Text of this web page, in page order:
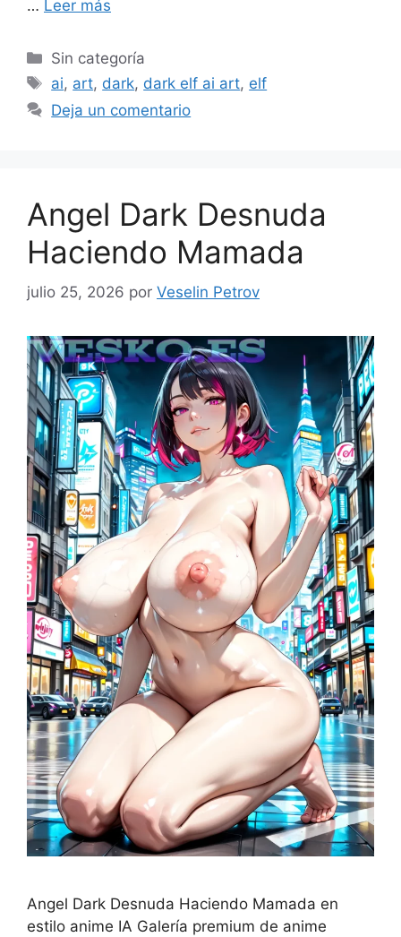
… Leer más
Categorías
Sin categoría
Etiquetas
ai, art, dark, dark elf ai art, elf
Deja un comentario
Angel Dark Desnuda
Haciendo Mamada
julio 25, 2026 por Veselin Petrov
Angel Dark Desnuda Haciendo Mamada en
estilo anime IA Galería premium de anime